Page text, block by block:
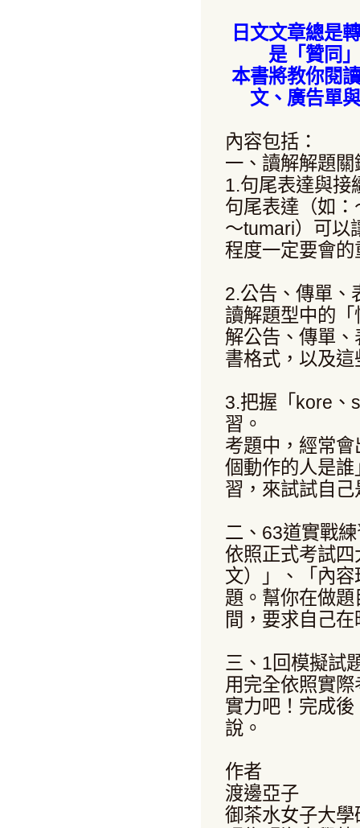
日文文章總是
是「贊同
本書將教你閱
文、廣告單
內容包括：
一、讀解解題關
1.句尾表達與接
句尾表達（如
～tumari）可以
程度一定要會
2.公告、傳單、
讀解題型中的
解公告、傳單
書格式，以及
3.把握「kore、
習。
考題中，經常
個動作的人是
習，來試試自
二、63道實戰
依照正式考試
文）」、「內
題。幫你在做
間，要求自己
三、1回模擬試
用完全依照實
實力吧！完成
說。
作者
渡邊亞子
御茶水女子大